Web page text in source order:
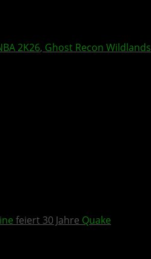
2K26, Ghost Recon Wildlands
feiert 30 Jahre Quake